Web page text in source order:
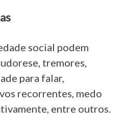
social podem
tremores,
para falar,
recorrentes, medo
entre outros.